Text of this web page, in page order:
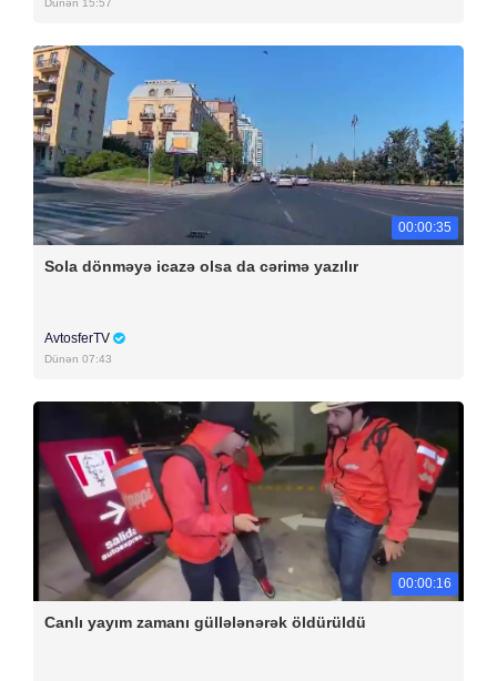
Dünən 15:57
00:00:35
Sola dönməyə icazə olsa da cərimə yazılır
AvtosferTV
Dünən 07:43
00:00:16
Canlı yayım zamanı güllələnərək öldürüldü